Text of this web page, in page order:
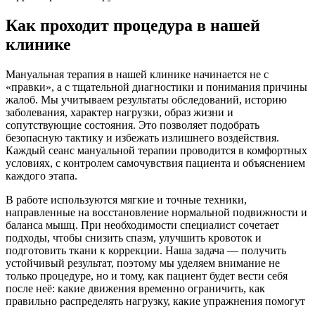
Как проходит процедура в нашей
клинике
Мануальная терапия в нашей клинике начинается не с
«правки», а с тщательной диагностики и понимания причины
жалоб. Мы учитываем результаты обследований, историю
заболевания, характер нагрузки, образ жизни и
сопутствующие состояния. Это позволяет подобрать
безопасную тактику и избежать излишнего воздействия.
Каждый сеанс мануальной терапии проводится в комфортных
условиях, с контролем самочувствия пациента и объяснением
каждого этапа.
В работе используются мягкие и точные техники,
направленные на восстановление нормальной подвижности и
баланса мышц. При необходимости специалист сочетает
подходы, чтобы снизить спазм, улучшить кровоток и
подготовить ткани к коррекции. Наша задача — получить
устойчивый результат, поэтому мы уделяем внимание не
только процедуре, но и тому, как пациент будет вести себя
после неё: какие движения временно ограничить, как
правильно распределять нагрузку, какие упражнения помогут